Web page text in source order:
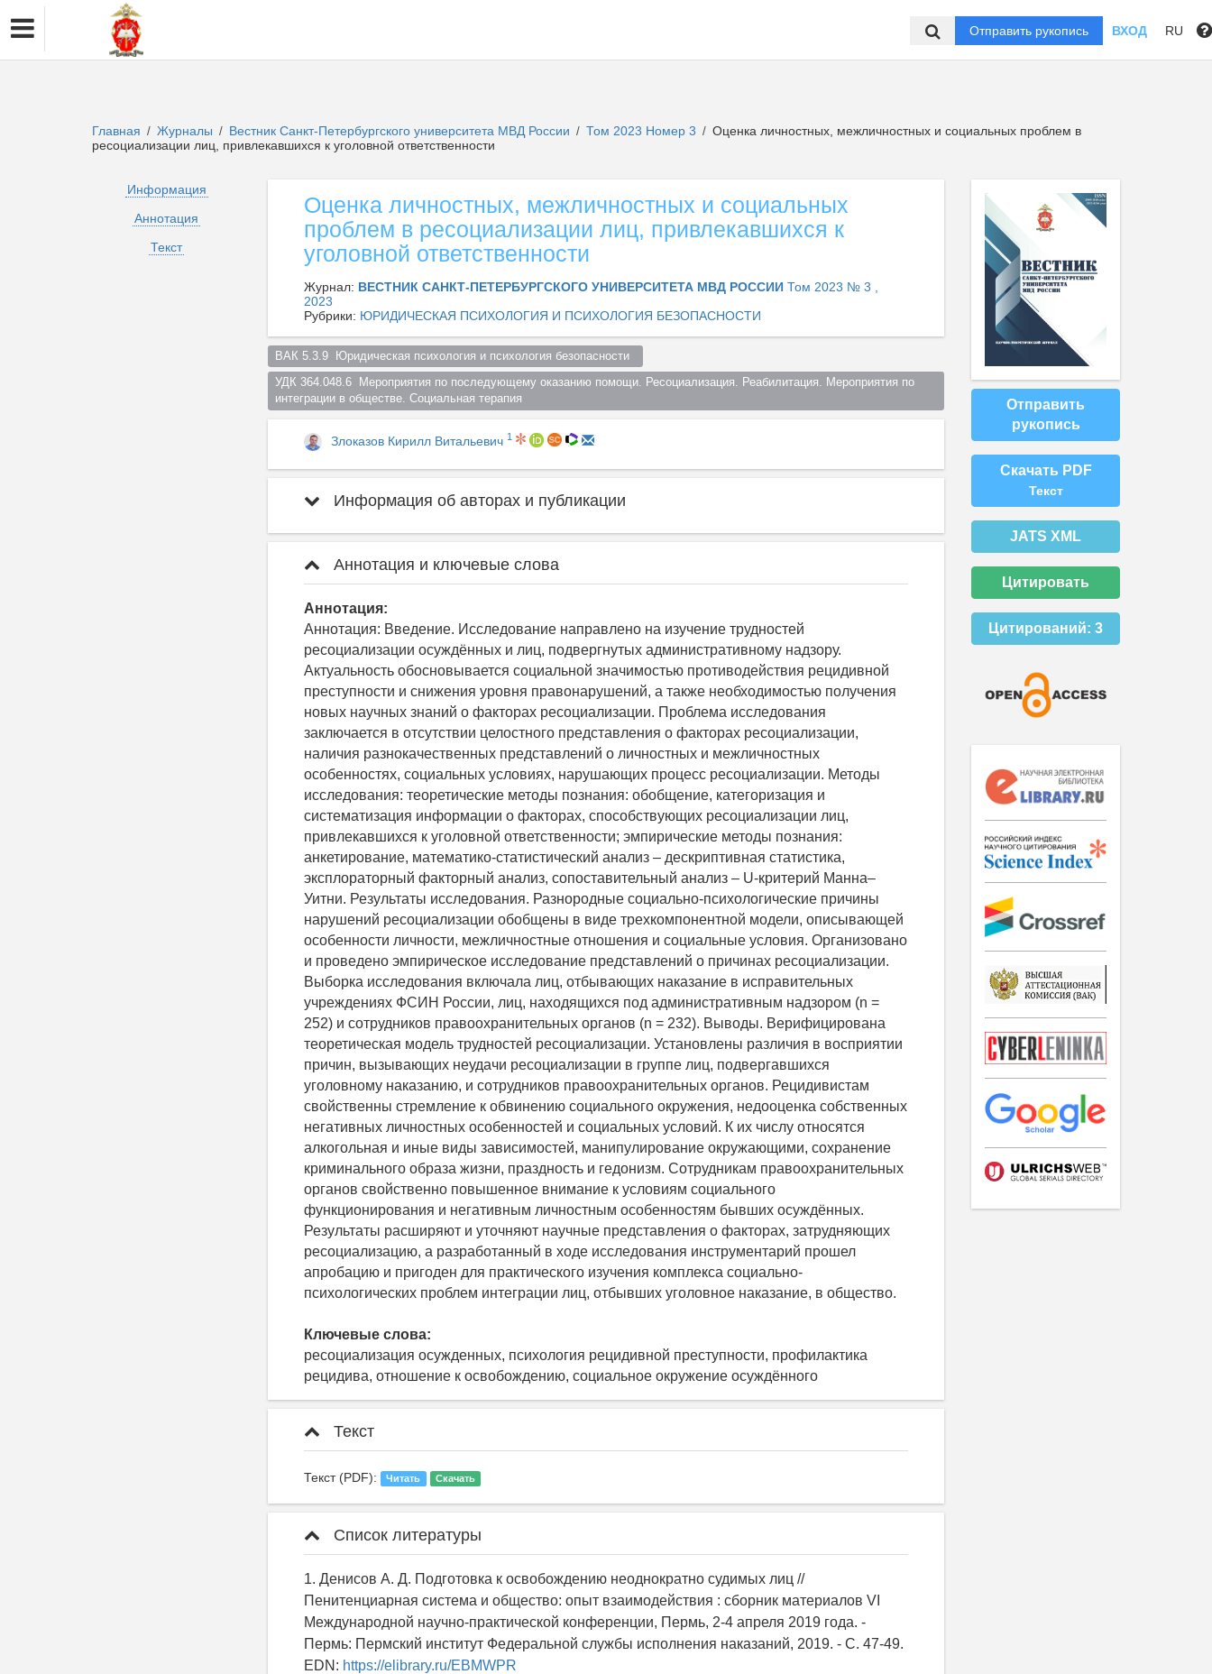
Отправить рукопись ВХОД RU
Главная / Журналы / Вестник Санкт-Петербургского университета МВД России / Том 2023 Номер 3 / Оценка личностных, межличностных и социальных проблем в
ресоциализации лиц, привлекавшихся к уголовной ответственности
Информация
Аннотация
Текст
Оценка личностных, межличностных и социальных
проблем в ресоциализации лиц, привлекавшихся к
уголовной ответственности
Журнал: ВЕСТНИК САНКТ-ПЕТЕРБУРГСКОГО УНИВЕРСИТЕТА МВД РОССИИ Том 2023 № 3 ,
2023
Рубрики: ЮРИДИЧЕСКАЯ ПСИХОЛОГИЯ И ПСИХОЛОГИЯ БЕЗОПАСНОСТИ
ВАК 5.3.9  Юридическая психология и психология безопасности
УДК 364.048.6  Мероприятия по последующему оказанию помощи. Ресоциализация. Реабилитация. Мероприятия по
интеграции в обществе. Социальная терапия
Злоказов Кирилл Витальевич 1
Информация об авторах и публикации
Аннотация и ключевые слова
Аннотация:
Аннотация: Введение. Исследование направлено на изучение трудностей
ресоциализации осуждённых и лиц, подвергнутых административному надзору.
Актуальность обосновывается социальной значимостью противодействия рецидивной
преступности и снижения уровня правонарушений, а также необходимостью получения
новых научных знаний о факторах ресоциализации. Проблема исследования
заключается в отсутствии целостного представления о факторах ресоциализации,
наличия разнокачественных представлений о личностных и межличностных
особенностях, социальных условиях, нарушающих процесс ресоциализации. Методы
исследования: теоретические методы познания: обобщение, категоризация и
систематизация информации о факторах, способствующих ресоциализации лиц,
привлекавшихся к уголовной ответственности; эмпирические методы познания:
анкетирование, математико-статистический анализ – дескриптивная статистика,
эксплораторный факторный анализ, сопоставительный анализ – U-критерий Манна–
Уитни. Результаты исследования. Разнородные социально-психологические причины
нарушений ресоциализации обобщены в виде трехкомпонентной модели, описывающей
особенности личности, межличностные отношения и социальные условия. Организовано
и проведено эмпирическое исследование представлений о причинах ресоциализации.
Выборка исследования включала лиц, отбывающих наказание в исправительных
учреждениях ФСИН России, лиц, находящихся под административным надзором (n =
252) и сотрудников правоохранительных органов (n = 232). Выводы. Верифицирована
теоретическая модель трудностей ресоциализации. Установлены различия в восприятии
причин, вызывающих неудачи ресоциализации в группе лиц, подвергавшихся
уголовному наказанию, и сотрудников правоохранительных органов. Рецидивистам
свойственны стремление к обвинению социального окружения, недооценка собственных
негативных личностных особенностей и социальных условий. К их числу относятся
алкогольная и иные виды зависимостей, манипулирование окружающими, сохранение
криминального образа жизни, праздность и гедонизм. Сотрудникам правоохранительных
органов свойственно повышенное внимание к условиям социального
функционирования и негативным личностным особенностям бывших осуждённых.
Результаты расширяют и уточняют научные представления о факторах, затрудняющих
ресоциализацию, а разработанный в ходе исследования инструментарий прошел
апробацию и пригоден для практического изучения комплекса социально-
психологических проблем интеграции лиц, отбывших уголовное наказание, в общество.
Ключевые слова:
ресоциализация осужденных, психология рецидивной преступности, профилактика
рецидива, отношение к освобождению, социальное окружение осуждённого
Текст
Текст (PDF): Читать Скачать
Список литературы
1. Денисов А. Д. Подготовка к освобождению неоднократно судимых лиц //
Пенитенциарная система и общество: опыт взаимодействия : сборник материалов VI
Международной научно-практической конференции, Пермь, 2-4 апреля 2019 года. -
Пермь: Пермский институт Федеральной службы исполнения наказаний, 2019. - С. 47-49.
EDN: https://elibrary.ru/EBMWPR
Отправить
рукопись
Скачать PDF
Текст
JATS XML
Цитировать
Цитирований: 3